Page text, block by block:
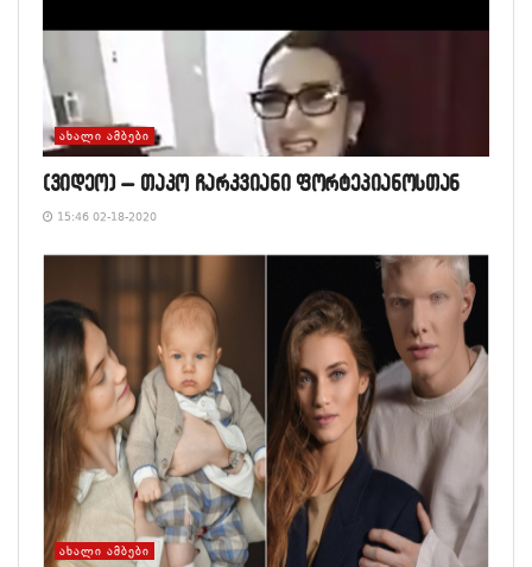
ᲐᲮᲐᲚᲘ ᲐᲛᲑᲔᲑᲘ
(ვიდეო) – თაკო ჩარკვიანი ფორტეპიანოსთან
15:46 02-18-2020
ᲐᲮᲐᲚᲘ ᲐᲛᲑᲔᲑᲘ